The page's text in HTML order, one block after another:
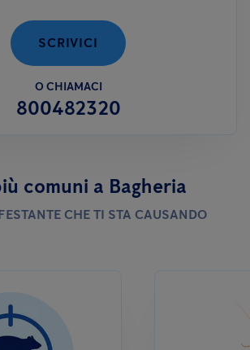
SCRIVICI
O CHIAMACI
800482320
comuni a Bagheria
CHE TI STA CAUSANDO